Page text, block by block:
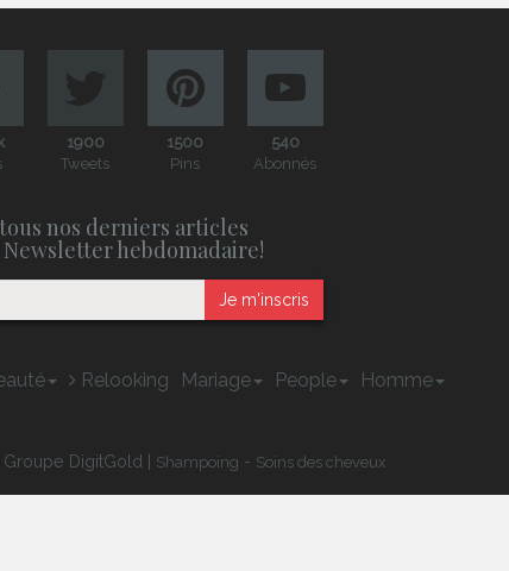
1900
Tweets
1500
Pins
540
Abonnés
nos derniers articles
hebdomadaire!
Je m'inscris
Relooking Mariage People
Homme
DigitGold | Shampoing - Soins des cheveux